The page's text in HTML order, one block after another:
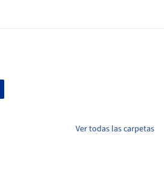
Ver todas las carpetas